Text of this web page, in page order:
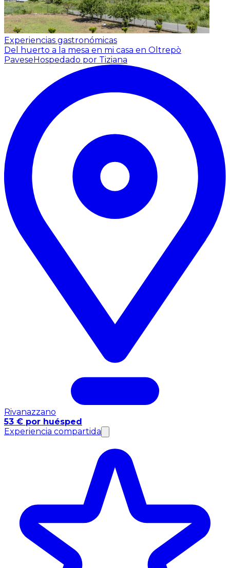
Experiencias gastronómicas
Del huerto a la mesa en mi casa en Oltrepò
Pavese Hospedado por Tiziana
Rivanazzano
53 € por huésped
Experiencia compartida